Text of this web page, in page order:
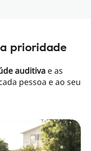
prioridade
auditivae as
pessoa e ao seu